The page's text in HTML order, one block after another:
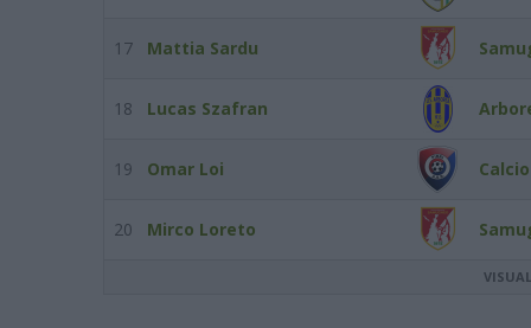
17 Mattia Sardu
18 Lucas Szafran
19 Omar Loi
20 Mirco Loreto